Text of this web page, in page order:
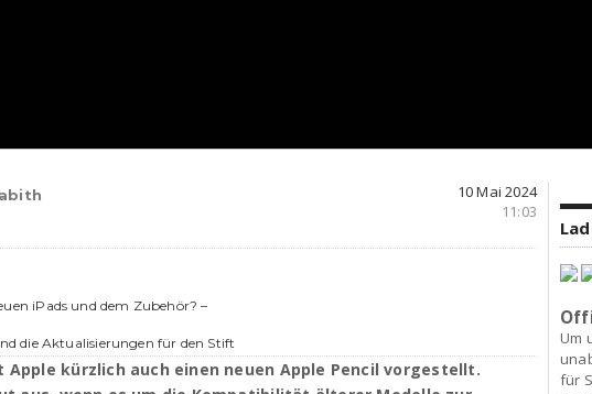
10 Mai 2024
11:03
iPads und dem Zubehör? –
die Aktualisierungen für den Stift
Apple kürzlich auch einen neuen Apple Pencil vorgestellt.
Um
für